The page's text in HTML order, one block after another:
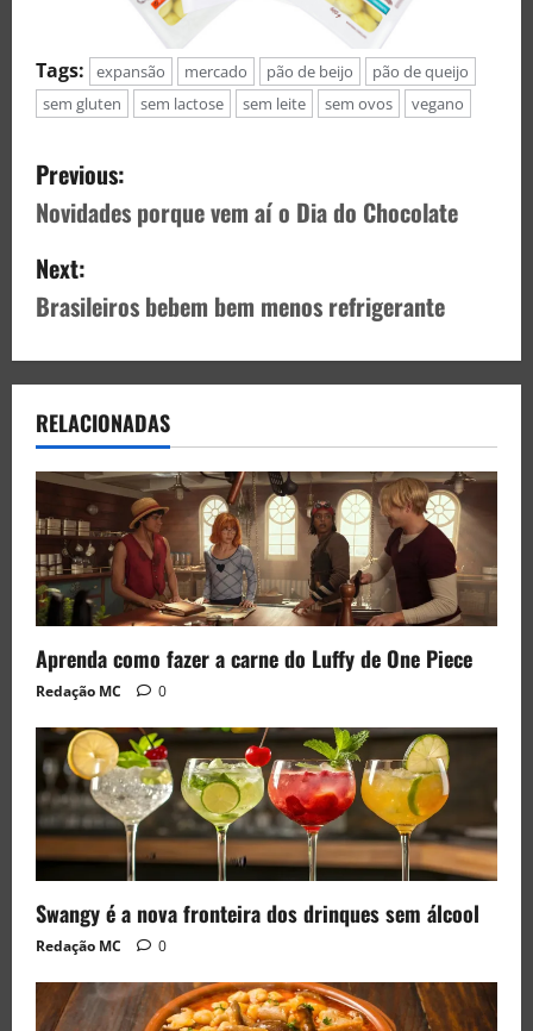
Tags: expansão mercado pão de beijo
pão de queijo
sem gluten
sem lactose sem leite sem ovos vegano
Previous:
Novidades porque vem aí o Dia do Chocolate
Next:
Brasileiros bebem bem menos refrigerante
RELACIONADAS
Aprenda como fazer a carne do Luffy de One Piece
Redação MC 0
Swangy é a nova fronteira dos drinques sem álcool
Redação MC 0